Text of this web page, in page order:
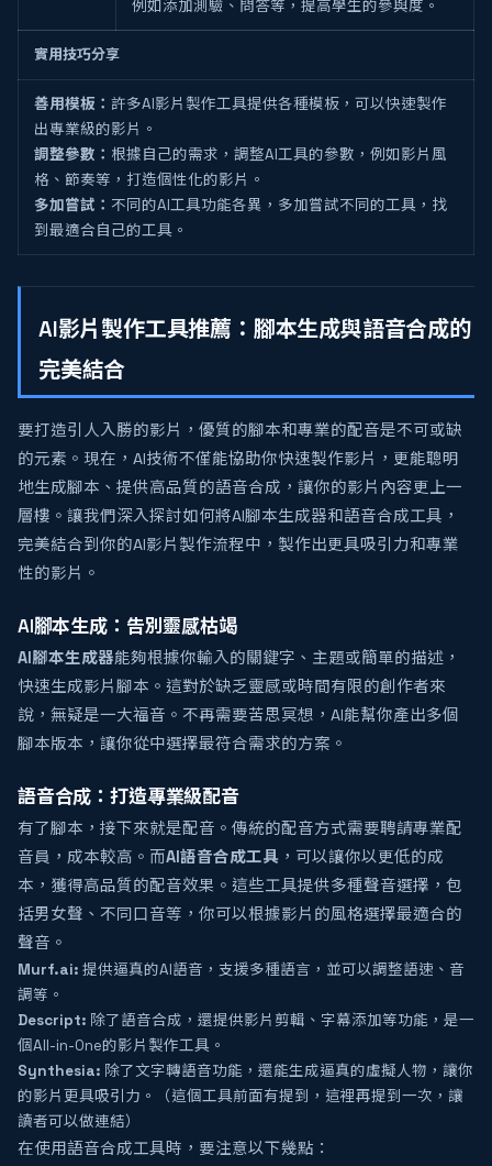
例如添加測驗、問答等，提高學生的參與度。
實用技巧分享
善用模板： 許多AI影片製作工具提供各種模板，可以快速製作
出專業級的影片。
調整參數： 根據自己的需求，調整AI工具的參數，例如影片風
格、節奏等，打造個性化的影片。
多加嘗試： 不同的AI工具功能各異，多加嘗試不同的工具，找
到最適合自己的工具。
AI影片製作工具推薦：腳本生成與語音合成的
完美結合
要打造引人入勝的影片，優質的腳本和專業的配音是不可或缺
的元素。現在，AI技術不僅能協助你快速製作影片，更能聰明
地生成腳本、提供高品質的語音合成，讓你的影片內容更上一
層樓。讓我們深入探討如何將AI腳本生成器和語音合成工具，
完美結合到你的AI影片製作流程中，製作出更具吸引力和專業
性的影片。
AI腳本生成：告別靈感枯竭
AI腳本生成器能夠根據你輸入的關鍵字、主題或簡單的描述，
快速生成影片腳本。這對於缺乏靈感或時間有限的創作者來
說，無疑是一大福音。不再需要苦思冥想，AI能幫你產出多個
腳本版本，讓你從中選擇最符合需求的方案。
語音合成：打造專業級配音
有了腳本，接下來就是配音。傳統的配音方式需要聘請專業配
音員，成本較高。而AI語音合成工具 ，可以讓你以更低的成
本，獲得高品質的配音效果。這些工具提供多種聲音選擇，包
括男女聲、不同口音等，你可以根據影片的風格選擇最適合的
聲音。
Murf.ai: 提供逼真的AI語音，支援多種語言，並可以調整語速、音
調等。
Descript: 除了語音合成，還提供影片剪輯、字幕添加等功能，是一
個All-in-One的影片製作工具。
Synthesia: 除了文字轉語音功能，還能生成逼真的虛擬人物，讓你
的影片更具吸引力。（這個工具前面有提到，這裡再提到一次，讓
讀者可以做連結）
在使用語音合成工具時，要注意以下幾點：